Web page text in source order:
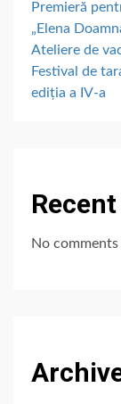
Premieră
„Elena
Ateliere de
Festival de
ediția a IV-a
No